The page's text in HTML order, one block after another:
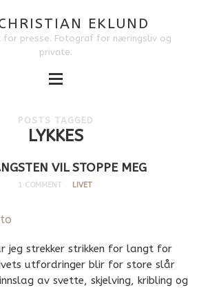
EKLUND
for presse. Fotograf for næringsliv og
private.
POSTS TAGGED
LYKKES
VIL STOPPE MEG
1 COMMENT LIVET
jeg strekker strikken for langt for
utfordringer blir for store slår
av svette, skjelving, kribling og